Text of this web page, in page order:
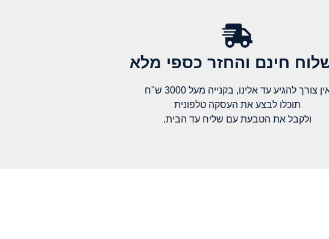
חינם והחזר כספי מלא​
צורך להגיע עד אלינו, בקנייה מעל 3000 ש"ח
תוכלו לבצע את העסקה טלפונית
ולקבל את הטבעת עם שליח עד הבית.